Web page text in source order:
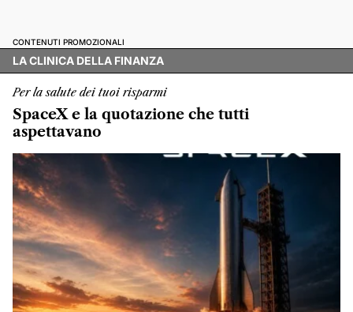
CONTENUTI PROMOZIONALI
LA CLINICA DELLA FINANZA
Per la salute dei tuoi risparmi
SpaceX e la quotazione che tutti
aspettavano